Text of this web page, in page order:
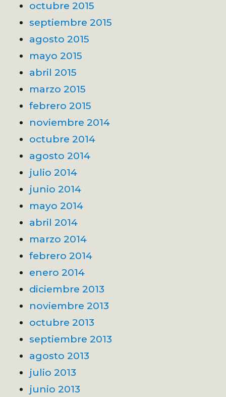
octubre 2015
septiembre 2015
agosto 2015
mayo 2015
abril 2015
marzo 2015
febrero 2015
noviembre 2014
octubre 2014
agosto 2014
julio 2014
junio 2014
mayo 2014
abril 2014
marzo 2014
febrero 2014
enero 2014
diciembre 2013
noviembre 2013
octubre 2013
septiembre 2013
agosto 2013
julio 2013
junio 2013